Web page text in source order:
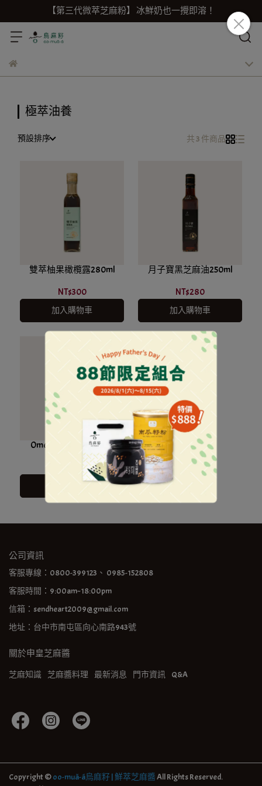
【第三代微萃芝麻粉】 冰鮮奶也一攪即溶！
極萃油養
預設排序 共 3 件商品
雙萃柚果橄欖露280ml
NT$300
加入購物車
月子寶黑芝麻油250ml
NT$280
加入購物車
Omega-3紫蘇油250ml
NT$690
加入購物車
公司資訊
客服專線：0800-399123、 0985-152808
客服時間：9:00am~18:00pm
信箱：sendheart2009@gmail.com
地址：台中市南屯區向心南路943號
關於申皇芝麻醬
芝麻知識 芝麻醬料理 最新消息 門市資訊 Q&A
Copyright ©oo-muâ-á烏麻籽 | 鮮萃芝麻醬All Rights Reserved.